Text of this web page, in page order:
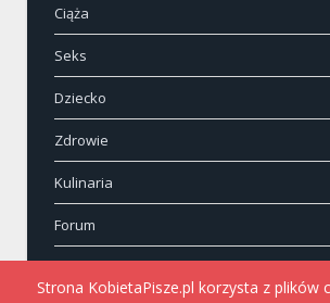
Strona KobietaPisze.pl korzysta z plików
Ciąża
Seks
Dziecko
Zdrowie
Kulinaria
Forum